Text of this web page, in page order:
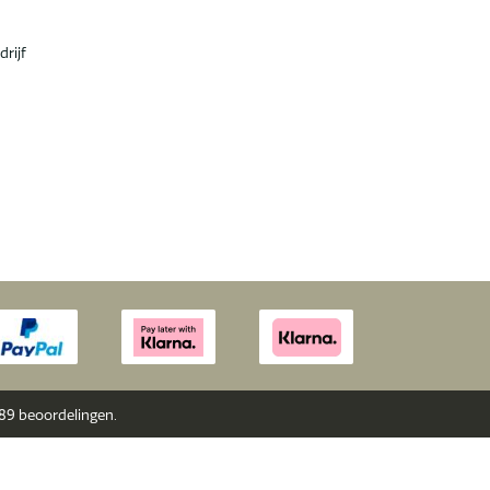
beoordelingen.